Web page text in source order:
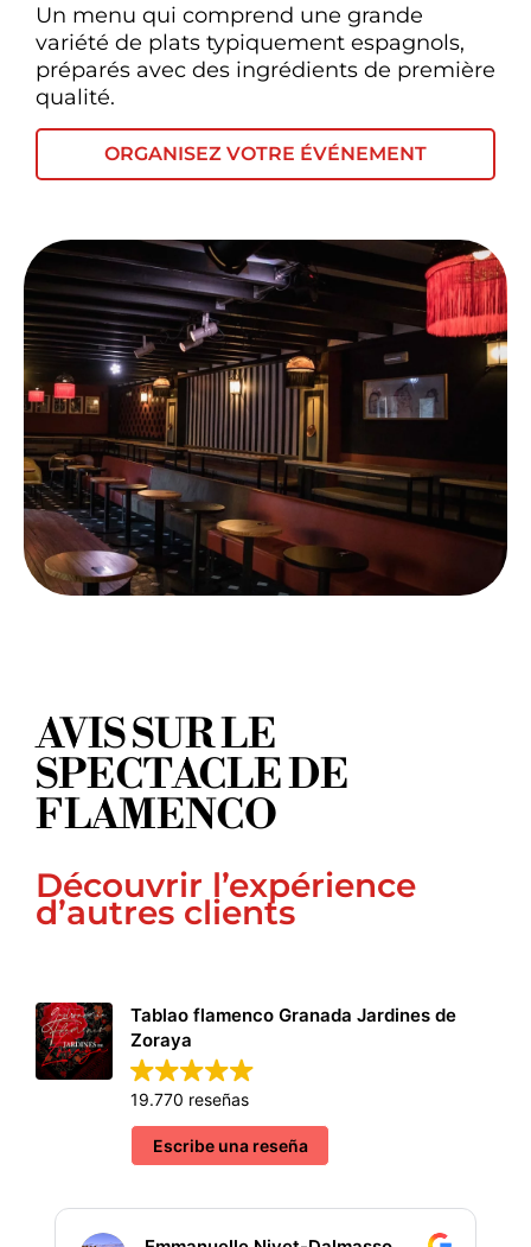
Un menu qui comprend une grande
variété de plats typiquement espagnols,
préparés avec des ingrédients de première
qualité.
ORGANISEZ VOTRE ÉVÉNEMENT
AVIS SUR LE
SPECTACLE DE
FLAMENCO
Découvrir l’expérience
d’autres clients
Tablao flamenco Granada Jardines de
Zoraya
19.770 reseñas
Escribe una reseña